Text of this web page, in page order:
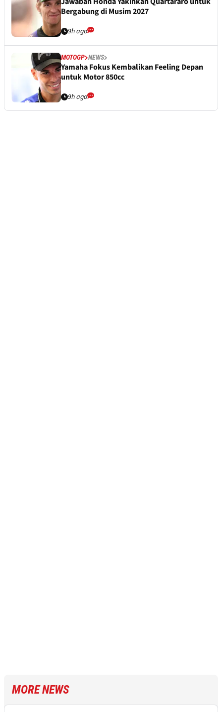
Bergabung di Musim 2027
9h ago
MOTOGP NEWS
Yamaha Fokus Kembalikan Feeling Depan
untuk Motor 850cc
9h ago
MORE NEWS